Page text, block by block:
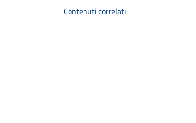
Contenuti correlati